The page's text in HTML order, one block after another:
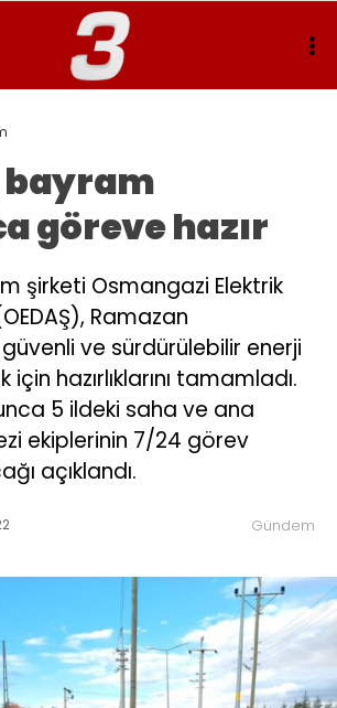
bayram
göreve hazır
şirketi Osmangazi Elektrik
Ramazan
güvenli ve sürdürülebilir enerji
hazırlıklarını tamamladı.
5 ildeki saha ve ana
ekiplerinin 7/24 görev
açıklandı.
Gündem